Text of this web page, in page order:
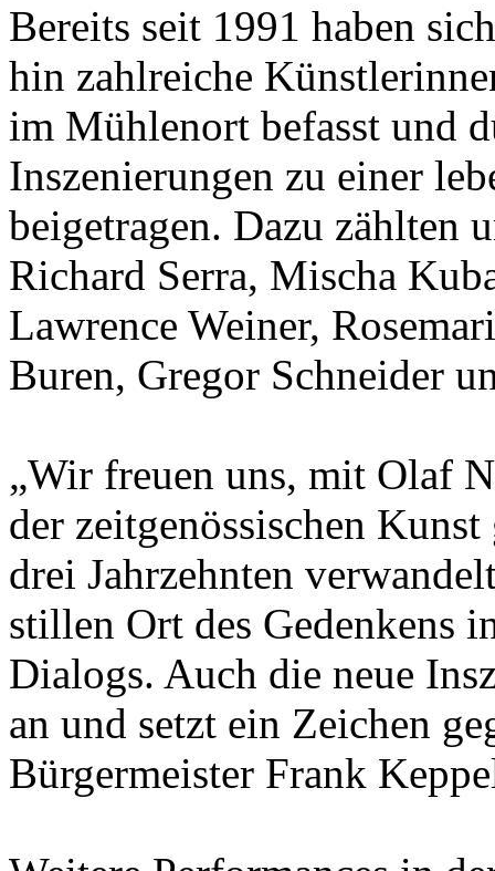
Bereits seit 1991 haben
hin zahlreiche
im Mühlenort befasst und
Inszenierungen zu einer
beigetragen. Dazu zählten
Richard Serra, Mischa
Lawrence Weiner,
Buren, Gregor Schneider
„Wir freuen uns, mit Olaf
der zeitgenössischen
drei Jahrzehnten
stillen Ort des Gedenkens
Dialogs. Auch die neue
an und setzt ein Zeichen
Bürgermeister Frank